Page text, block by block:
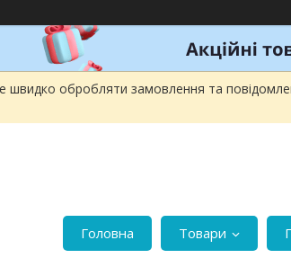
швидко обробляти замовлення та
Головна Товари